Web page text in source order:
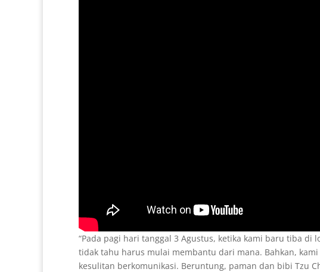
“Pada pagi hari tanggal 3 Agustus, ketika kami baru tiba
tidak tahu harus mulai membantu dari mana. Bahkan,
kesulitan berkomunikasi. Beruntung, paman dan bibi Tzu